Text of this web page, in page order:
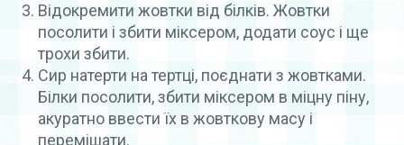
Відокремити жовтки від білків. Жовтки
посолити і збити міксером, додати соус і ще
трохи збити.
Сир натерти на тертці, поєднати з жовтками.
Білки посолити, збити міксером в міцну піну,
акуратно ввести їх в жовткову масу і
перемішати.